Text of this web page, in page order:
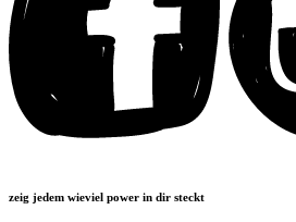
zeig jedem wieviel power in dir steckt